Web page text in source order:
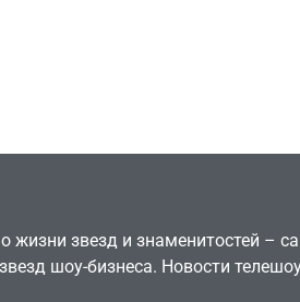
жизни звезд и знаменитостей –
шоу-бизнеса. Новости